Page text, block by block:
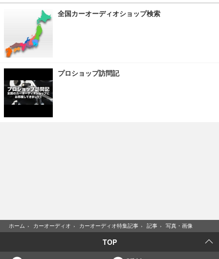
全国カーオーディオショップ検索
プロショップ訪問記
ホーム › カーオーディオ › カーオーディオ特集記事 › 記事 › 写真・画像
TOP